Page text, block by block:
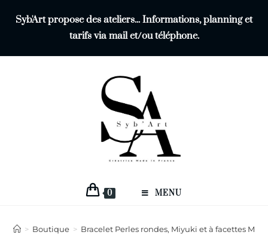
Syb'Art propose des ateliers... Informations, planning et
tarifs via mail et/ou téléphone.
0 MENU
> Boutique > Bracelet Perles rondes, Miyuki et à facettes